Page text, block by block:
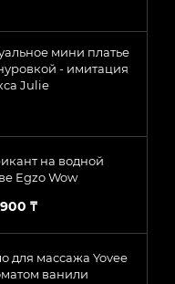
мини платье
- имитация
Julie
на водной
Egzo Wow
₸
для массажа Yovee
ванили